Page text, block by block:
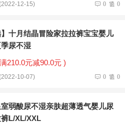
12-15) 0 0
】十月结晶冒险家拉拉裤宝宝婴儿
尿不湿
210.0元减90.0元 )
10-07) 0 0
弱酸尿不湿亲肤超薄透气婴儿尿
L/XL/XXL